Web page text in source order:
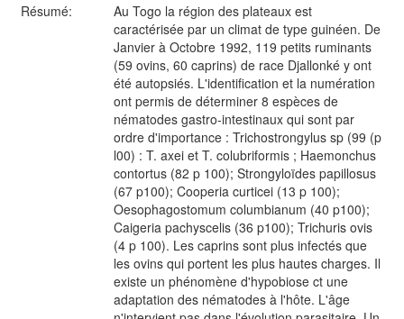
Résumé:
Au Togo la région des plateaux est
caractérisée par un climat de type guinéen. De
Janvier à Octobre 1992, 119 petits ruminants
(59 ovins, 60 caprins) de race Djallonké y ont
été autopsiés. L'identification et la numération
ont permis de déterminer 8 espèces de
nématodes gastro-intestinaux qui sont par
ordre d'importance : Trichostrongylus sp (99 (p
l00) : T. axei et T. colubriformis ; Haemonchus
contortus (82 p 100); Strongyloïdes papillosus
(67 p100); Cooperia curticei (13 p 100);
Oesophagostomum columbianum (40 p100);
Caigeria pachyscelis (36 p100); Trichuris ovis
(4 p 100). Les caprins sont plus infectés que
les ovins qui portent les plus hautes charges. Il
existe un phénomène d'hypobiose ct une
adaptation des nématodes à l'hôte. L'âge